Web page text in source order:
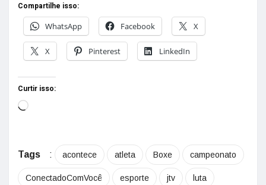
Compartilhe isso:
WhatsApp
Facebook X
X Pinterest LinkedIn
Curtir isso:
Tags : acontece atleta Boxe campeonato
ConectadoComVocê esporte jtv luta